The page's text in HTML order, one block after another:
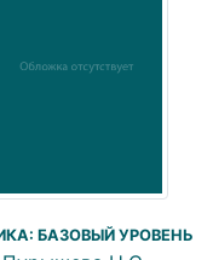
БАЗОВЫЙ УРОВЕНЬ